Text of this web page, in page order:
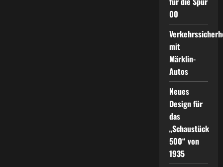
00
mit
Märklin-
Autos
Neues
Design für
das
„Schaustück
500“ von
1935